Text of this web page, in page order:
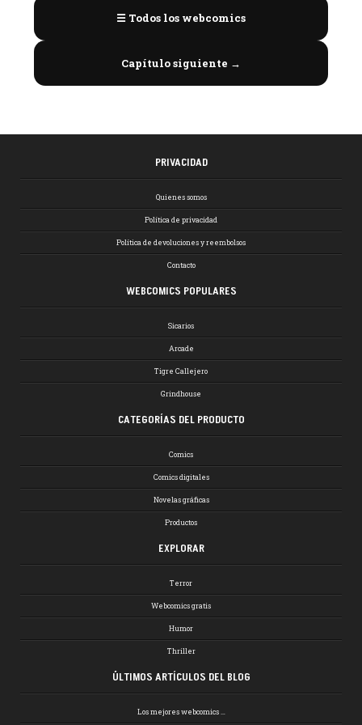
☰ Todos los webcomics
Capítulo siguiente →
PRIVACIDAD
Quienes somos
Política de privacidad
Política de devoluciones y reembolsos
Contacto
WEBCOMICS POPULARES
Sicarios
Arcade
Tigre Callejero
Grindhouse
CATEGORÍAS DEL PRODUCTO
Comics
Comics digitales
Novelas gráficas
Productos
EXPLORAR
Terror
Webcomics gratis
Humor
Thriller
ÚLTIMOS ARTÍCULOS DEL BLOG
Los mejores webcomics …